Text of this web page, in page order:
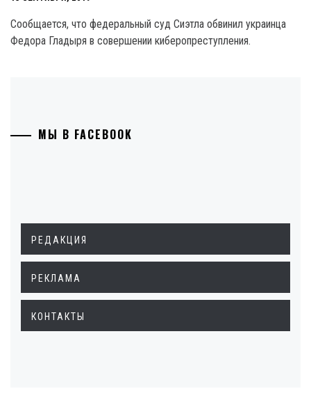
Сообщается, что федеральный суд Сиэтла обвинил украинца
Федора Гладыря в совершении киберопреступления.
МЫ В FACEBOOK
РЕДАКЦИЯ
РЕКЛАМА
КОНТАКТЫ